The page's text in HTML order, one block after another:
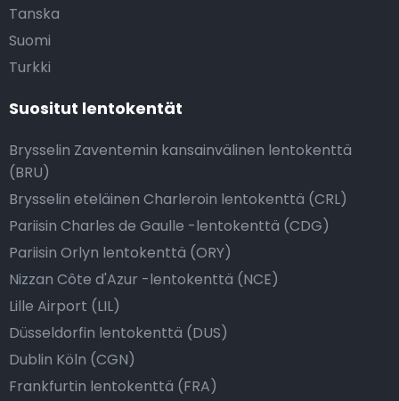
Tanska
Suomi
Turkki
Suositut lentokentät
Brysselin Zaventemin kansainvälinen lentokenttä
(BRU)
Brysselin eteläinen Charleroin lentokenttä (CRL)
Pariisin Charles de Gaulle -lentokenttä (CDG)
Pariisin Orlyn lentokenttä (ORY)
Nizzan Côte d'Azur -lentokenttä (NCE)
Lille Airport (LIL)
Düsseldorfin lentokenttä (DUS)
Dublin Köln (CGN)
Frankfurtin lentokenttä (FRA)